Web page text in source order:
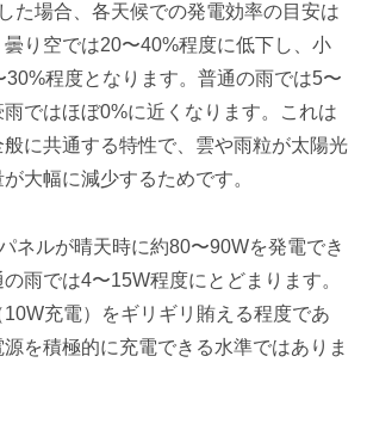
た場合、各天候での発電効率の目安は
り空では20〜40%程度に低下し、小
程度となります。普通の雨では5〜
ではほぼ0%に近くなります。これは
に共通する特性で、雲や雨粒が太陽光
大幅に減少するためです。
ネルが晴天時に約80〜90Wを発電でき
雨では4〜15W程度にとどまります。
充電）をギリギリ賄える程度であ
を積極的に充電できる水準ではありま